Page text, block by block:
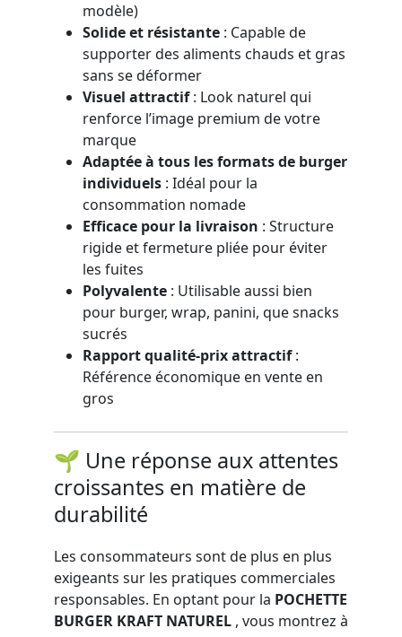
modèle)
Solide et résistante : Capable de
supporter des aliments chauds et gras
sans se déformer
Visuel attractif: Look naturel qui
renforce l’image premium de votre
marque
Adaptée à tous les formats de burger
individuels : Idéal pour la
consommation nomade
Efficace pour la livraison : Structure
rigide et fermeture pliée pour éviter
les fuites
Polyvalente : Utilisable aussi bien
pour burger, wrap, panini, que snacks
sucrés
Rapport qualité-prix attractif:
Référence économique en vente en
gros
🌱 Une réponse aux attentes
croissantes en matière de
durabilité
Les consommateurs sont de plus en plus
exigeants sur les pratiques commerciales
responsables. En optant pour la POCHETTE
BURGER KRAFT NATUREL , vous montrez à